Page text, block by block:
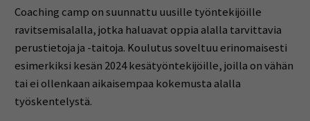
Coaching camp on suunnattu uusille työntekijöille
ravitsemisalalla, jotka haluavat oppia alalla tarvittavia
perustietoja ja -taitoja. Koulutus soveltuu erinomaisesti
esimerkiksi kesän 2024 kesätyöntekijöille, joilla on vähän
tai ei ollenkaan aikaisempaa kokemusta alalla
työskentelystä.